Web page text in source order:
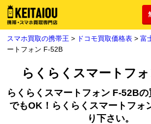
スマホ買取の携帯王 > ドコモ買取価格表 > 富
ートフォン F-52B
らくらくスマートフ
らくらくスマートフォン F-52B
でもOK！らくらくスマートフォ
り下さい。